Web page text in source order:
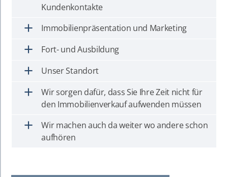
Kundenkontakte
add Immobilienpräsentation und Marketing
add Fort- und Ausbildung
add Unser Standort
add
Wir sorgen dafür, dass Sie Ihre Zeit nicht für
den Immobilienverkauf aufwenden müssen
add
Wir machen auch da weiter wo andere schon
aufhören